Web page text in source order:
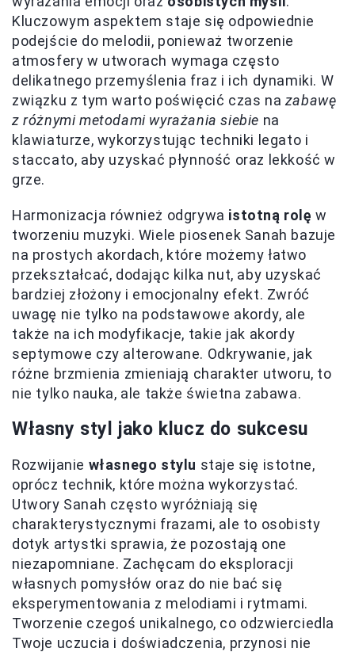
Kluczowym aspektem staje się odpowiednie
podejście do melodii, ponieważ tworzenie
atmosfery w utworach wymaga często
delikatnego przemyślenia fraz i ich dynamiki. W
związku z tym warto poświęcić czas na zabawę
z różnymi metodami wyrażania siebie na
klawiaturze, wykorzystując techniki legato i
staccato, aby uzyskać płynność oraz lekkość w
grze.
Harmonizacja również odgrywa istotną rolę w
tworzeniu muzyki. Wiele piosenek Sanah bazuje
na prostych akordach, które możemy łatwo
przekształcać, dodając kilka nut, aby uzyskać
bardziej złożony i emocjonalny efekt. Zwróć
uwagę nie tylko na podstawowe akordy, ale
także na ich modyfikacje, takie jak akordy
septymowe czy alterowane. Odkrywanie, jak
różne brzmienia zmieniają charakter utworu, to
nie tylko nauka, ale także świetna zabawa.
Własny styl jako klucz do sukcesu
Rozwijanie własnego stylu staje się istotne,
oprócz technik, które można wykorzystać.
Utwory Sanah często wyróżniają się
charakterystycznymi frazami, ale to osobisty
dotyk artystki sprawia, że pozostają one
niezapomniane. Zachęcam do eksploracji
własnych pomysłów oraz do nie bać się
eksperymentowania z melodiami i rytmami.
Tworzenie czegoś unikalnego, co odzwierciedla
Twoje uczucia i doświadczenia, przynosi nie